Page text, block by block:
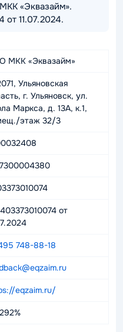
«Эквазайм».
11.07.2024.
МКК «Эквазайм»
Ульяновская
г. Ульяновск, ул.
Маркса, д. 13А, к.1,
этаж 32/3
от
748-88-18
eqzaim.ru/